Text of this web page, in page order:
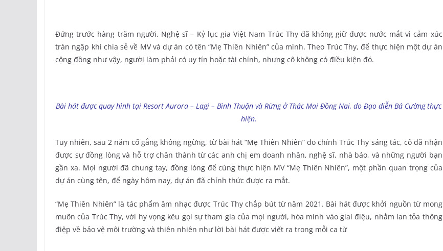
Đứng trước hàng trăm người, Nghệ sĩ – Kỷ lục gia Việt Nam Trúc Thy đã không giữ được nước mắt vì cảm xúc
tràn ngập khi chia sẻ về MV và dự án có tên “Mẹ Thiên Nhiên” của mình. Theo Trúc Thy, để thực hiện một dự án
cộng đồng như vậy, người làm phải có uy tín hoặc tài chính, nhưng cô không có điều kiện đó.
Bài hát được quay hình tại Resort Aurora – Lagi – Bình Thuận và Rừng ở Thác Mai Đồng Nai, do Đạo diễn Bá Cường thực
hiện.
Tuy nhiên, sau 2 năm cố gắng không ngừng, từ bài hát “Mẹ Thiên Nhiên” do chính Trúc Thy sáng tác, cô đã nhận
được sự đồng lòng và hỗ trợ chân thành từ các anh chị em doanh nhân, nghệ sĩ, nhà báo, và những người bạn
gần xa. Mọi người đã chung tay, đồng lòng để cùng thực hiện MV “Mẹ Thiên Nhiên”, một phần quan trọng của
dự án cùng tên, để ngày hôm nay, dự án đã chính thức được ra mắt.
“Mẹ Thiên Nhiên” là tác phẩm âm nhạc được Trúc Thy chắp bút từ năm 2021. Bài hát được khởi nguồn từ mong
muốn của Trúc Thy, với hy vọng kêu gọi sự tham gia của mọi người, hòa mình vào giai điệu, nhằm lan tỏa thông
điệp về bảo vệ môi trường và thiên nhiên như lời bài hát được viết ra trong mỗi ca từ